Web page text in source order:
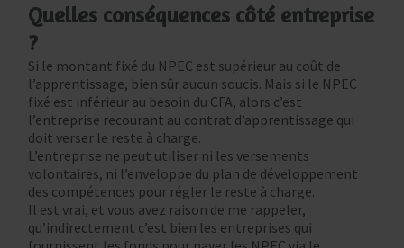
Quelles conséquences côté entreprise
?
Si le montant fixé du NPEC est supérieur au coût de
l’apprentissage, bien sûr aucun soucis. Mais si le NPEC
fixé est inférieur au besoin du CFA, alors c’est
l’entreprise recourant au contrat d’apprentissage qui
doit verser le reste à charge.
L’entreprise ne peut utiliser ni les versements
volontaires, ni l’enveloppe du plan de développement
des compétences pour régler le reste à charge.
Il est vrai, et vous avez raison de me rappeler,
qu’indirectement c’est bien les entreprises qui